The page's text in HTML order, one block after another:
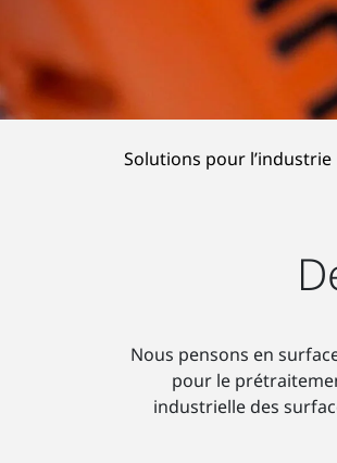
Solutions pour l’industrie
Nous pensons en
pour le
industrielle des